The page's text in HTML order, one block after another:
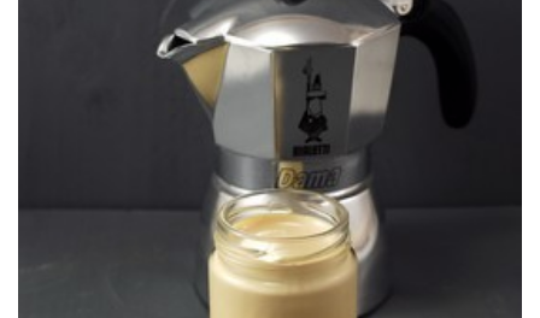
El cardamomo es uno de los mejores amigos del café, una
combinación ganadora.